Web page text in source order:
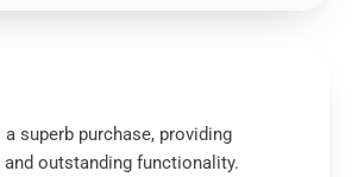
superb purchase, providing
outstanding functionality.